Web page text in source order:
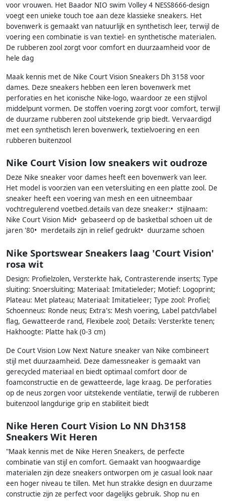
voor vrouwen. Het Baador NIO swim Volley 4 NESS8666-design
voegt een unieke touch toe aan deze klassieke sneakers. Het
bovenwerk is gemaakt van natuurlijk en synthetisch leer, terwijl de
voering een combinatie is van textiel- en synthetische materialen.
De rubberen zool zorgt voor comfort en duurzaamheid voor de
hele dag
Maak kennis met de Nike Court Vision Sneakers Dh 3158 voor
dames. Deze sneakers hebben een leren bovenwerk met
perforaties en het iconische Nike-logo, waardoor ze een stijlvol
middelpunt vormen. De stoffen voering zorgt voor comfort, terwijl
de duurzame rubberen zool uitstekende grip biedt. Vervaardigd
met een synthetisch leren bovenwerk, textielvoering en een
rubberen buitenzool
Nike Court Vision low sneakers wit oudroze
Deze Nike sneaker voor dames heeft een bovenwerk van leer.
Het model is voorzien van een vetersluiting en een platte zool. De
sneaker heeft een voering van mesh en een uitneembaar
vochtregulerend voetbed.details van deze sneaker:• stijlnaam:
Nike Court Vision Mid• gebaseerd op de basketbal schoen uit de
jaren '80• merdetails zijn in relief gedrukt• duurzame schoen
Nike Sportswear Sneakers laag 'Court Vision'
rosa wit
Design: Profielzolen, Versterkte hak, Contrasterende inserts; Type
sluiting: Snoersluiting; Materiaal: Imitatieleder; Motief: Logoprint;
Plateau: Met plateau; Materiaal: Imitatieleer; Type zool: Profiel;
Schoenneus: Ronde neus; Extra's: Mesh voering, Label patch/label
flag, Gewatteerde rand, Flexibele zool; Details: Versterkte tenen;
Hakhoogte: Platte hak (0-3 cm)
De Court Vision Low Next Nature sneaker van Nike combineert
stijl met duurzaamheid. Deze damessneaker is gemaakt van
gerecycled materiaal en biedt optimaal comfort door de
foamconstructie en de gewatteerde, lage kraag. De perforaties
op de neus zorgen voor uitstekende ventilatie, terwijl de rubberen
buitenzool langdurige grip en stabiliteit biedt
Nike Heren Court Vision Lo NN Dh3158
Sneakers Wit Heren
"Maak kennis met de Nike Heren Sneakers, de perfecte
combinatie van stijl en comfort. Gemaakt van hoogwaardige
materialen zijn deze sneakers ontworpen om je casual look naar
een hoger niveau te tillen. Met hun strakke design en duurzame
constructie zijn ze perfect voor dagelijks gebruik. Shop nu en